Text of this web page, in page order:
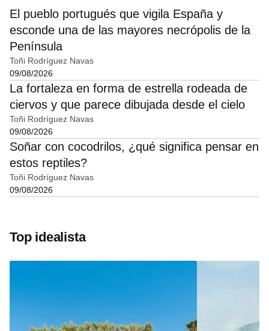
El pueblo portugués que vigila España y
esconde una de las mayores necrópolis de la
Península
Toñi Rodríguez Navas
09/08/2026
La fortaleza en forma de estrella rodeada de
ciervos y que parece dibujada desde el cielo
Toñi Rodríguez Navas
09/08/2026
Soñar con cocodrilos, ¿qué significa pensar en
estos reptiles?
Toñi Rodríguez Navas
09/08/2026
Top idealista